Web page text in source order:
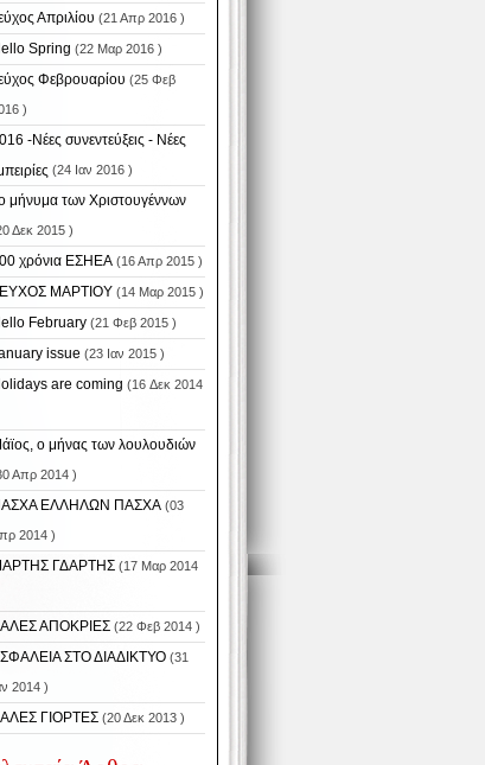
Απριλίου (21 Απρ 2016 )
Spring (22 Μαρ 2016 )
Φεβρουαρίου (25 Φεβ
)
-Νέες συνεντεύξεις - Νέες
(24 Ιαν 2016 )
μήνυμα των Χριστουγέννων
Δεκ 2015 )
χρόνια ΕΣΗΕΑ(16 Απρ 2015 )
ΜΑΡΤΙΟΥ(14 Μαρ 2015 )
February(21 Φεβ 2015 )
issue (23 Ιαν 2015 )
are coming (16 Δεκ 2014
ο μήνας των λουλουδιών
Απρ 2014 )
ΕΛΛΗΛΩΝ ΠΑΣΧΑ(03
2014 )
ΓΔΑΡΤΗΣ(17 Μαρ 2014
ΑΠΟΚΡΙΕΣ(22 Φεβ 2014 )
ΣΤΟ ΔΙΑΔΙΚΤΥΟ(31
2014 )
ΓΙΟΡΤΕΣ(20 Δεκ 2013 )